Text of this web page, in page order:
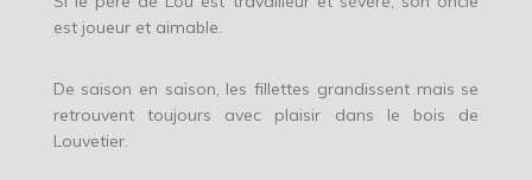
est joueur et aimable.
De saison en saison, les fillettes grandissent mais se
retrouvent toujours avec plaisir dans le bois de
Louvetier.